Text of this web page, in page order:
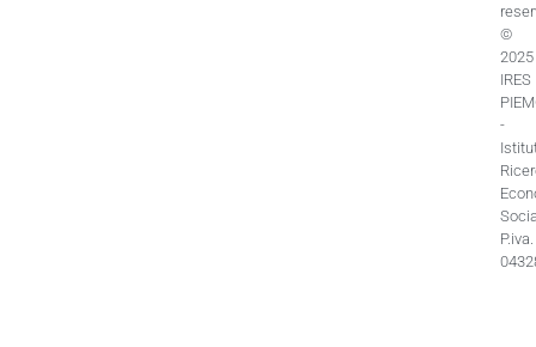
©
2025
IRES
-
P.iva.